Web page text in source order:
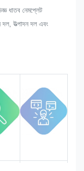
মানের উপর নজর রাখব
ধাতব নেমপ্লেট
উত্পাদন দল এবং